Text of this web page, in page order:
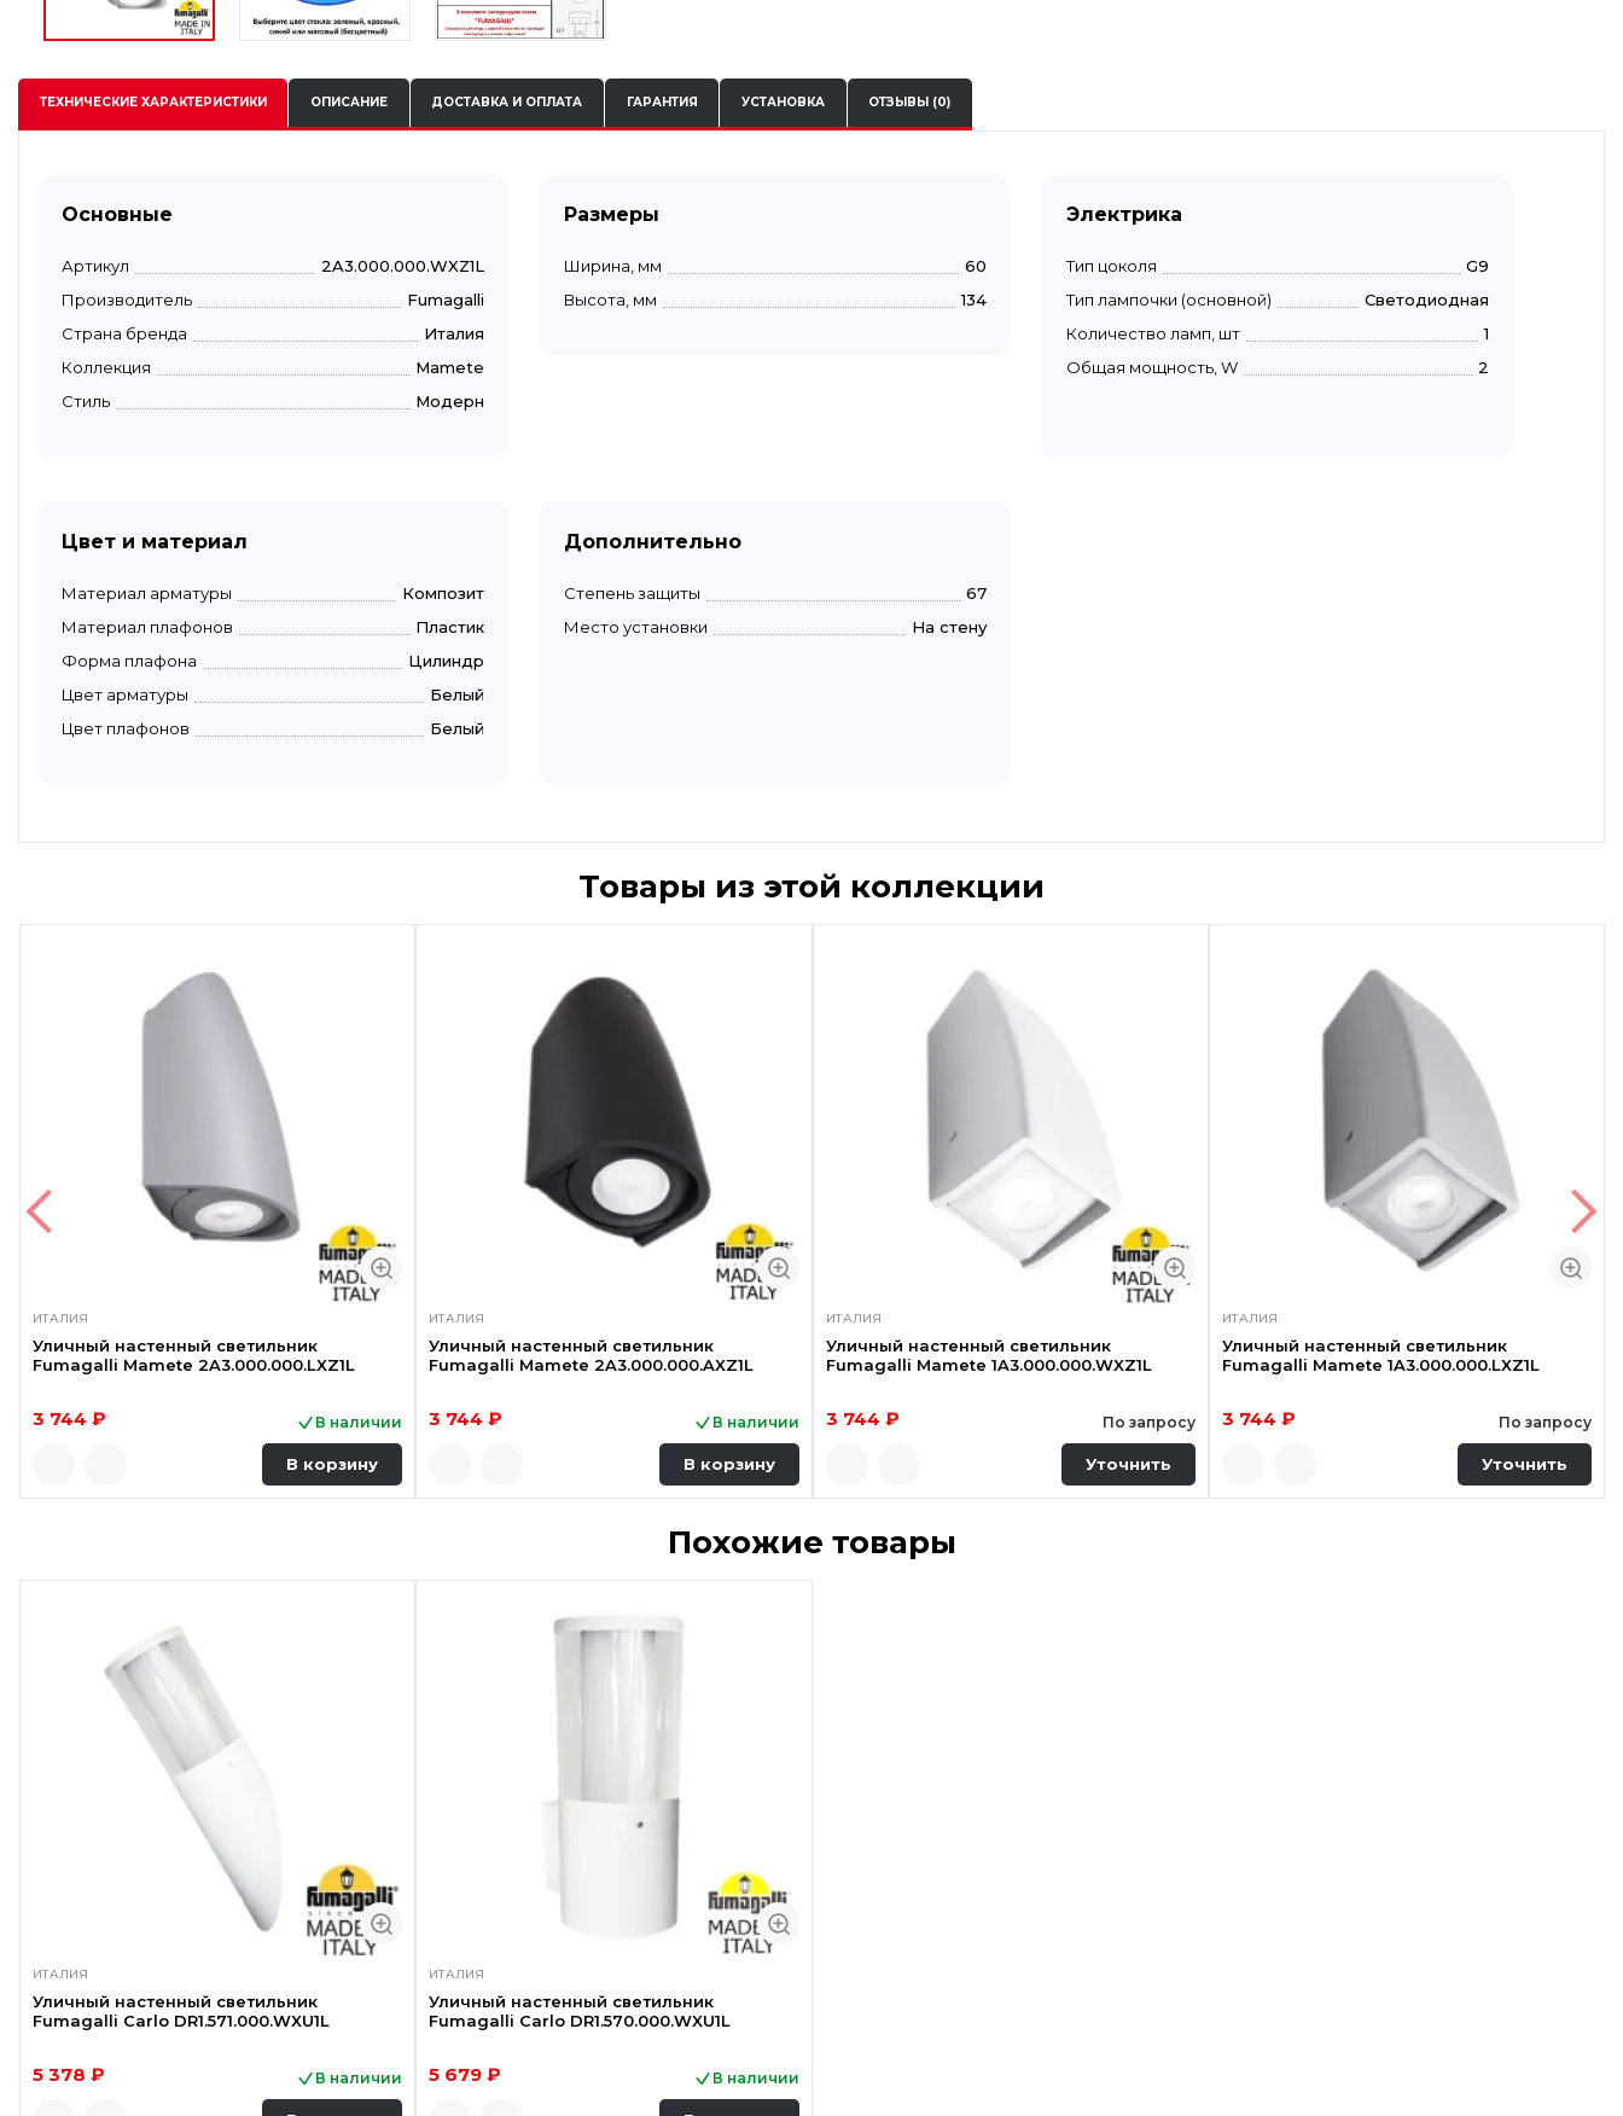
ТЕХНИЧЕСКИЕХАРАКТЕРИСТИКИ ОПИСАНИЕ ДОСТАВКА И ОПЛАТА ГАРАНТИЯ УСТАНОВКА ОТЗЫВЫ (0)
Основные
Артикул
2A3.000.000.WXZ1L
Производитель
Fumagalli
Страна бренда
Италия
Коллекция
Mamete
Стиль
Модерн
Размеры
Ширина, мм
60
Высота, мм
134
Электрика
Тип цоколя
G9
Тип лампочки (основной)
Светодиодная
Количество ламп, шт
1
Общая мощность, W
2
Цвет и материал
Материал арматуры
Композит
Материал плафонов
Пластик
Форма плафона
Цилиндр
Цвет арматуры
Белый
Цвет плафонов
Белый
Дополнительно
Степень защиты
67
Место установки
На стену
Товары из этой коллекции
ИТАЛИЯ
Уличный настенный светильник
Fumagalli Mamete 2A3.000.000.LXZ1L
3 744 ₽ В наличии
В корзину
ИТАЛИЯ
Уличный настенный светильник
Fumagalli Mamete 2A3.000.000.AXZ1L
3 744 ₽ В наличии
В корзину
ИТАЛИЯ
Уличный настенный светильник
Fumagalli Mamete 1A3.000.000.WXZ1L
3 744 ₽ По запросу
Уточнить
ИТАЛИЯ
Уличный настенный светильник
Fumagalli Mamete 1A3.000.000.LXZ1L
3 744 ₽ По запросу
Уточнить
Похожие товары
ИТАЛИЯ
Уличный настенный светильник
Fumagalli Carlo DR1.571.000.WXU1L
5 378 ₽ В наличии
ИТАЛИЯ
Уличный настенный светильник
Fumagalli Carlo DR1.570.000.WXU1L
5 679 ₽ В наличии